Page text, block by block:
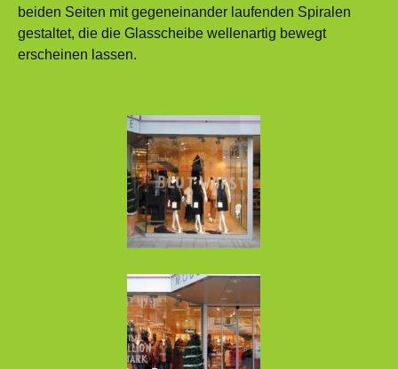
beiden Seiten mit gegeneinander laufenden Spiralen
gestaltet, die die Glasscheibe wellenartig bewegt
erscheinen lassen.